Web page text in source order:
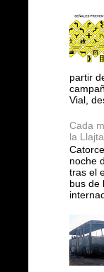
partir
Vial,
Cada
la
noche
tras el
bus de